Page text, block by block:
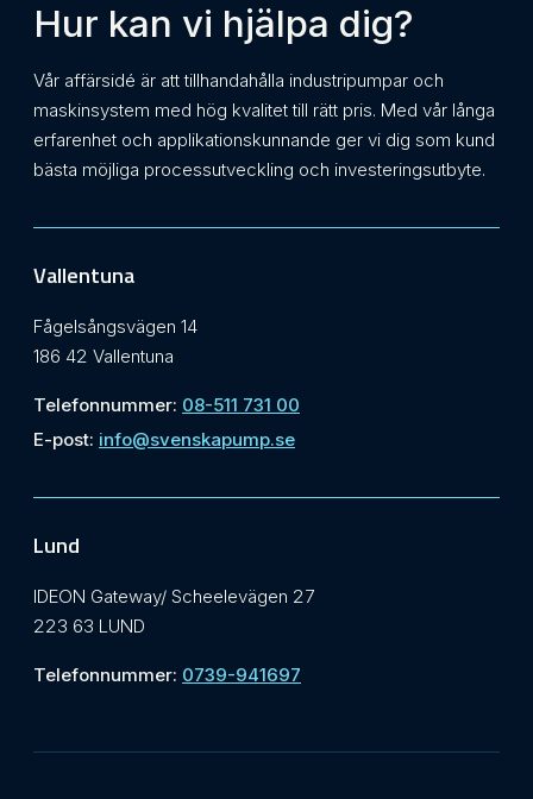
Hur kan vi hjälpa dig?
Vår affärsidé är att tillhandahålla industripumpar och
maskinsystem med hög kvalitet till rätt pris. Med vår långa
erfarenhet och applikationskunnande ger vi dig som kund
bästa möjliga processutveckling och investeringsutbyte.
Vallentuna
Fågelsångsvägen 14
186 42 Vallentuna
Telefonnummer: 08-511 731 00
E-post: info@svenskapump.se
Lund
IDEON Gateway/ Scheelevägen 27
223 63 LUND
Telefonnummer: 0739-941697